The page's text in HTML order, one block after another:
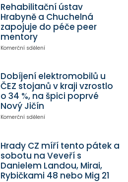
Rehabilitační ústav
Hrabyně a Chuchelná
zapojuje do péče peer
mentory
Komerční sdělení
Dobíjení elektromobilů u
ČEZ stojanů v kraji vzrostlo
o 34 %, na špici poprvé
Nový Jičín
Komerční sdělení
Hrady CZ míří tento pátek a
sobotu na Veveří s
Danielem Landou, Mirai,
Rybičkami 48 nebo Mig 21